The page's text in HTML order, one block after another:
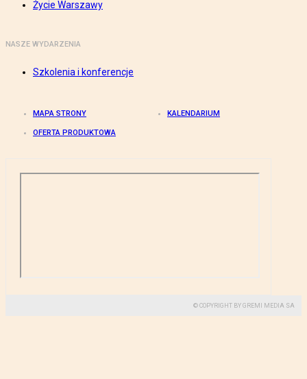
Życie Warszawy
NASZE WYDARZENIA
Szkolenia i konferencje
MAPA STRONY KALENDARIUM
OFERTA PRODUKTOWA
© COPYRIGHT BY GREMI MEDIA SA